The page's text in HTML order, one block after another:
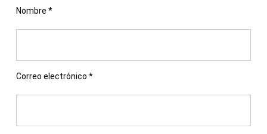
Nombre *
Correo electrónico *